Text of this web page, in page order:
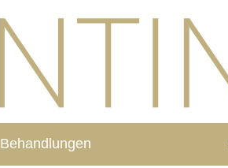
Behandlungen